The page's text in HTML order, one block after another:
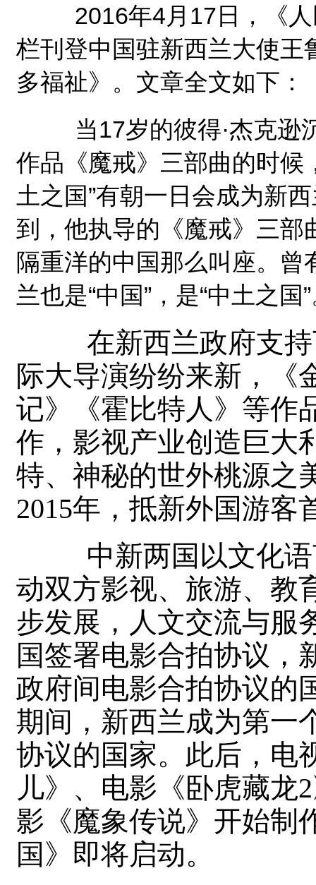
2016年4月17日，《人
栏刊登中国驻新西兰大使王
多福祉》。文章全文如下：
当17岁的彼得·杰克逊
作品《魔戒》三部曲的时候
土之国”有朝一日会成为新
到，他执导的《魔戒》三
隔重洋的中国那么叫座。
兰也是“中国”，是“中土之国
在新西兰政府支持
际大导演纷纷来新，《
记》《霍比特人》等作
作，影视产业创造巨大
特、神秘的世外桃源之
2015年，抵新外国游客
中新两国以文化语
动双方影视、旅游、教
步发展，人文交流与服
国签署电影合拍协议，
政府间电影合拍协议的
期间，新西兰成为第一
协议的国家。此后，电
儿》、电影《卧虎藏龙
影《魔象传说》开始制
国》即将启动。